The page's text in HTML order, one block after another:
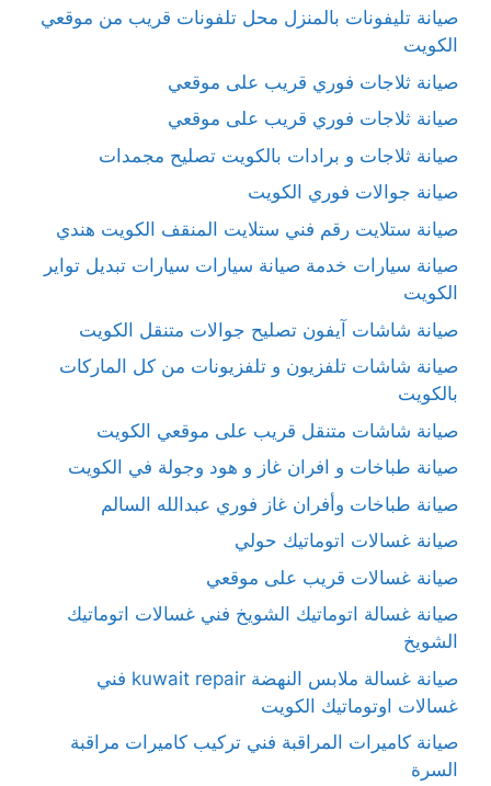
صيانة تليفونات بالمنزل محل تلفونات قريب من موقعي
الكويت
صيانة ثلاجات فوري قريب على موقعي
صيانة ثلاجات فوري قريب على موقعي
صيانة ثلاجات و برادات بالكويت تصليح مجمدات
صيانة جوالات فوري الكويت
صيانة ستلايت رقم فني ستلايت المنقف الكويت هندي
صيانة سيارات خدمة صيانة سيارات سيارات تبديل تواير
الكويت
صيانة شاشات آيفون تصليح جوالات متنقل الكويت
صيانة شاشات تلفزيون و تلفزيونات من كل الماركات
بالكويت
صيانة شاشات متنقل قريب على موقعي الكويت
صيانة طباخات و افران غاز و هود وجولة في الكويت
صيانة طباخات وأفران غاز فوري عبدالله السالم
صيانة غسالات اتوماتيك حولي
صيانة غسالات قريب على موقعي
صيانة غسالة اتوماتيك الشويخ فني غسالات اتوماتيك
الشويخ
صيانة غسالة ملابس النهضة kuwait repair فني
غسالات اوتوماتيك الكويت
صيانة كاميرات المراقبة فني تركيب كاميرات مراقبة
السرة